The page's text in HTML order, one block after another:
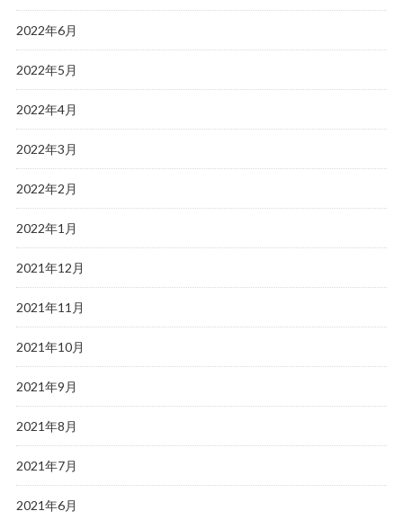
2022年6月
2022年5月
2022年4月
2022年3月
2022年2月
2022年1月
2021年12月
2021年11月
2021年10月
2021年9月
2021年8月
2021年7月
2021年6月